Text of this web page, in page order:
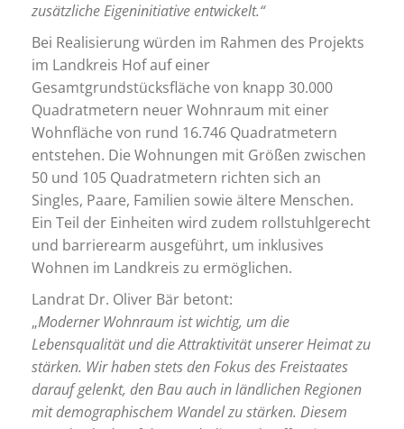
zusätzliche Eigeninitiative entwickelt.“
Bei Realisierung würden im Rahmen des Projekts
im Landkreis Hof auf einer
Gesamtgrundstücksfläche von knapp 30.000
Quadratmetern neuer Wohnraum mit einer
Wohnfläche von rund 16.746 Quadratmetern
entstehen. Die Wohnungen mit Größen zwischen
50 und 105 Quadratmetern richten sich an
Singles, Paare, Familien sowie ältere Menschen.
Ein Teil der Einheiten wird zudem rollstuhlgerecht
und barrierearm ausgeführt, um inklusives
Wohnen im Landkreis zu ermöglichen.
Landrat Dr. Oliver Bär betont:
„Moderner Wohnraum ist wichtig, um die
Lebensqualität und die Attraktivität unserer Heimat zu
stärken. Wir haben stets den Fokus des Freistaates
darauf gelenkt, den Bau auch in ländlichen Regionen
mit demographischem Wandel zu stärken. Diesem